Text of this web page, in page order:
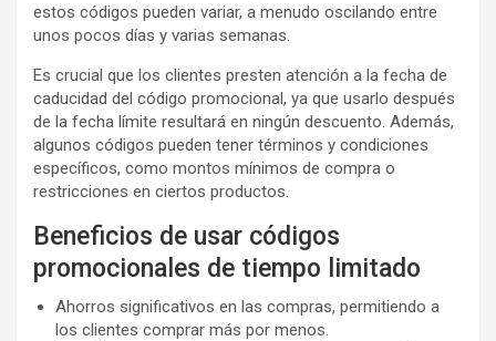
estos códigos pueden variar, a menudo oscilando entre
unos pocos días y varias semanas.
Es crucial que los clientes presten atención a la fecha de
caducidad del código promocional, ya que usarlo después
de la fecha límite resultará en ningún descuento. Además,
algunos códigos pueden tener términos y condiciones
específicos, como montos mínimos de compra o
restricciones en ciertos productos.
Beneficios de usar códigos
promocionales de tiempo limitado
Ahorros significativos en las compras, permitiendo a
los clientes comprar más por menos.